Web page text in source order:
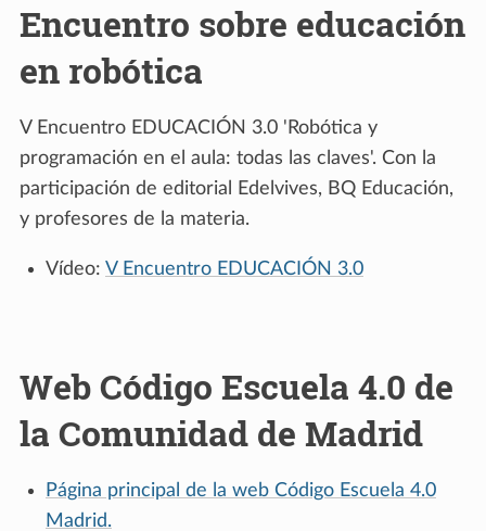
Encuentro sobre educación
en robótica
V Encuentro EDUCACIÓN 3.0 'Robótica y
programación en el aula: todas las claves'. Con la
participación de editorial Edelvives, BQ Educación,
y profesores de la materia.
Vídeo: V Encuentro EDUCACIÓN 3.0
Web Código Escuela 4.0 de
la Comunidad de Madrid
Página principal de la web Código Escuela 4.0
Madrid.